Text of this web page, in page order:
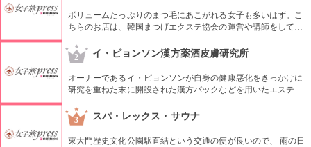
ボリュームたっぷりのまつ毛にあこがれる女子も多いはず。こ
ちらのお店は、韓国まつげエクステ協会の運営や講師をしてい
る大御所先生がいます。本物のまつ毛のように自然にボリュー
ムアップ。かつ、美しく仕上がるので、リピーターも多いで
す。
2 イ・ピョンソン漢方薬酒皮膚研究所
オーナーであるイ・ピョンソンが自身の健康悪化をきっかけに
研究を重ねた末に開設された漢方パックなどを用いたエステサ
ロン。オーナー自ら厳選した漢方エキスはなんと10数年物！オ
ーダーメイドで施術は全てオールハンドで丁寧に施され、溜ま
った老廃物をすっきりと流してくれます。
3 スパ・レックス・サウナ
東大門歴史文化公園駅直結という交通の便が良いので、 雨の日